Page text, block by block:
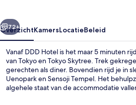
Volgende
72+
OverzichtKamersLocatieBeleid
Vanaf DDD Hotel is het maar 5 minuten
van Tokyo en Tokyo Skytree. Trek
gerechten als diner. Bovendien rijd je in
Uenopark en Sensoji Tempel. Het
algehele staat van de accommodatie